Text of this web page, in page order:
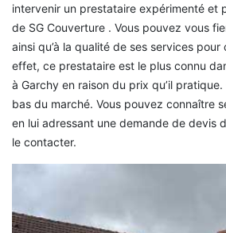
intervenir un prestataire expérimenté et
de SG Couverture . Vous pouvez vous
ainsi qu’à la qualité de ses services pour
effet, ce prestataire est le plus connu
à Garchy en raison du prix qu’il
bas du marché. Vous pouvez connaître
en lui adressant une demande de devis
le contacter.